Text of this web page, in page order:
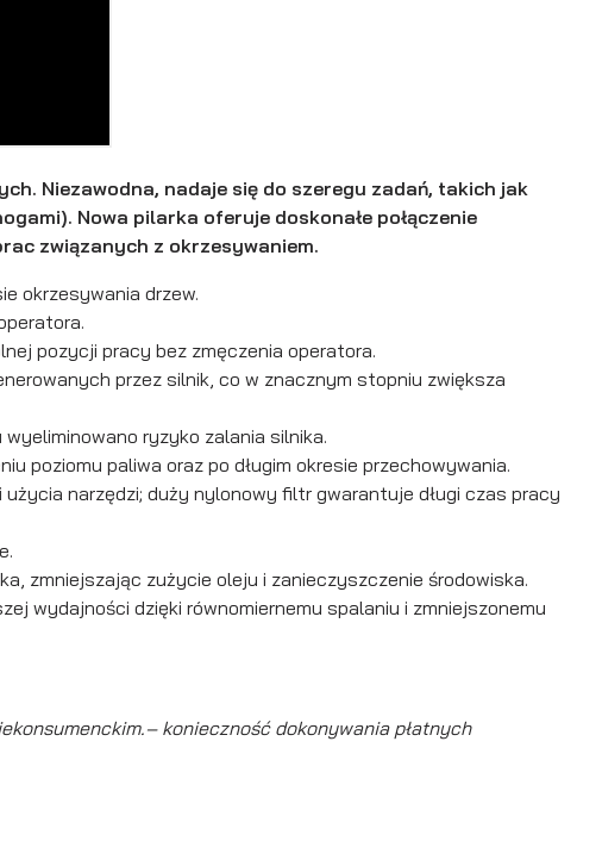
Niezawodna, nadaje się do szeregu zadań, takich jak
Nowa pilarka oferuje doskonałe połączenie
związanych z okrzesywaniem.
okrzesywania drzew.
pozycji pracy bez zmęczenia operatora.
przez silnik, co w znacznym stopniu zwiększa
ryzyko zalania silnika.
poziomu paliwa oraz po długim okresie przechowywania.
narzędzi; duży nylonowy filtr gwarantuje długi czas pracy
zmniejszając zużycie oleju i zanieczyszczenie środowiska.
wydajności dzięki równomiernemu spalaniu i zmniejszonemu
– konieczność dokonywania płatnych